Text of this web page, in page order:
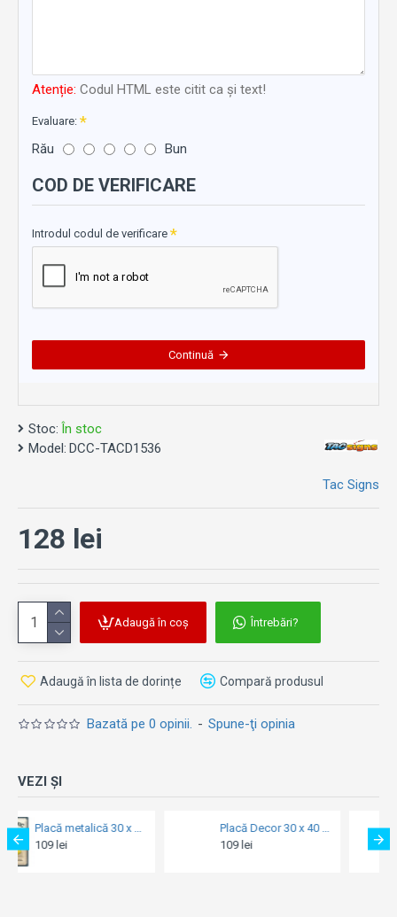
Atenție: Codul HTML este citit ca şi text!
Evaluare:
Rău Bun
COD DE VERIFICARE
Introdul codul de verificare
Continuă
Stoc: În stoc
Model: DCC-TACD1536
Tac Signs
Bazată pe 0 opinii. - Spune-ţi opinia
128 lei
Adaugă în coș Întrebări?
Adaugă în lista de dorințe Compară produsul
VEZI ȘI